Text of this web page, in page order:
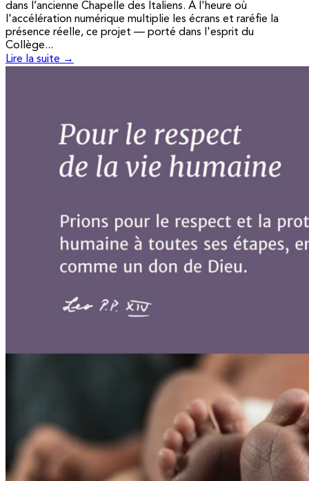
dans l’ancienne Chapelle des Italiens. À l'heure où
l'accélération numérique multiplie les écrans et raréfie la
présence réelle, ce projet — porté dans l'esprit du
Collège...
Lire la suite →